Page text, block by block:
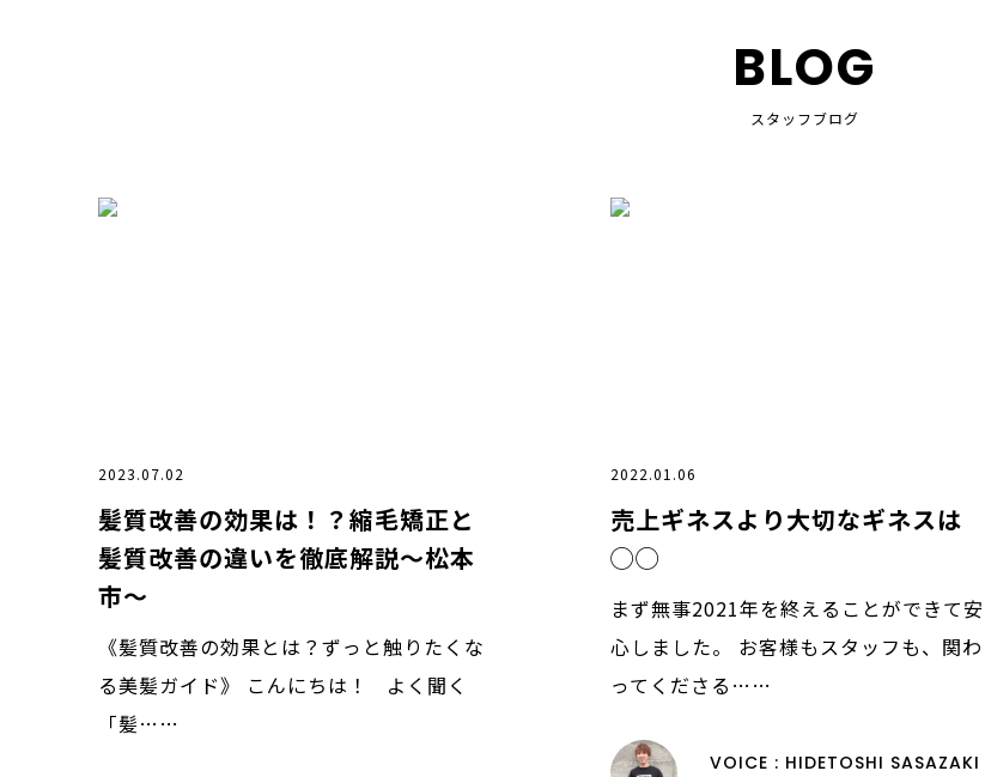
BLOG
スタッフブログ
2023.07.02
髪質改善の効果は！？縮毛矯正と
髪質改善の違いを徹底解説〜松本
市〜
《髪質改善の効果とは？ずっと触りたくな
る美髪ガイド》 こんにちは！ よく聞く
「髪……
2022.01.06
売上ギネスより大切なギネスは
◯◯
まず無事2021年を終えることができて安
心しました。 お客様もスタッフも、関わ
ってくださる……
VOICE : HIDETOSHI SASAZAKI